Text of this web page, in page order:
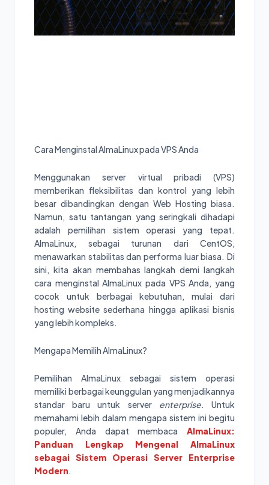
Cara Menginstal AlmaLinux pada VPS Anda
Menggunakan server virtual pribadi (VPS)
memberikan fleksibilitas dan kontrol yang lebih
besar dibandingkan dengan Web Hosting biasa.
Namun, satu tantangan yang seringkali dihadapi
adalah pemilihan sistem operasi yang tepat.
AlmaLinux, sebagai turunan dari CentOS,
menawarkan stabilitas dan performa luar biasa. Di
sini, kita akan membahas langkah demi langkah
cara menginstal AlmaLinux pada VPS Anda, yang
cocok untuk berbagai kebutuhan, mulai dari
hosting website sederhana hingga aplikasi bisnis
yang lebih kompleks.
Mengapa Memilih AlmaLinux?
Pemilihan AlmaLinux sebagai sistem operasi
memiliki berbagai keunggulan yang menjadikannya
standar baru untuk server enterprise. Untuk
memahami lebih dalam mengapa sistem ini begitu
populer, Anda dapat membaca AlmaLinux:
Panduan Lengkap Mengenal AlmaLinux
sebagai Sistem Operasi Server Enterprise
Modern